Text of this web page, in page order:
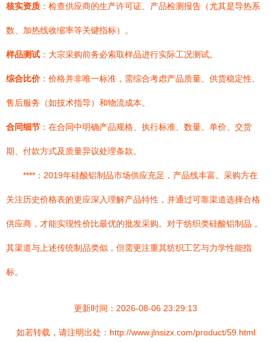
核实资质 ：检查供应商的生产许可证、产品检测报告（尤其是导热系
数、加热线收缩率等关键指标）。
样品测试 ：大宗采购前务必索取样品进行实际工况测试。
综合比价：价格并非唯一标准，需综合考虑产品质量、供货稳定性、
售后服务（如技术指导）和物流成本。
合同细节 ：在合同中明确产品规格、执行标准、数量、单价、交货
期、付款方式及质量异议处理条款。
****：2019年硅酸铝制品市场供应充足，产品线丰富。采购方在
关注历史价格表的更应深入理解产品特性，并通过可靠渠道选择合格
供应商，才能实现性价比最优的批发采购。对于纺织类硅酸铝制品，
其渠道与上述传统制品类似，但需更注重其纺织工艺与力学性能指
标。
更新时间：2026-08-06 23:29:13
如若转载，请注明出处：http://www.jlnsizx.com/product/59.html